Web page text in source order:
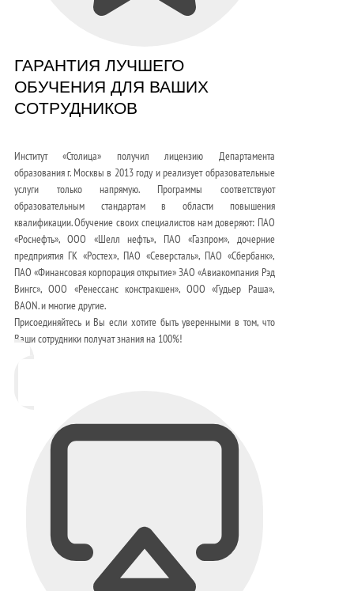
ГАРАНТИЯ ЛУЧШЕГО
ОБУЧЕНИЯ ДЛЯ ВАШИХ
СОТРУДНИКОВ
Институт «Столица» получил лицензию Департамента
образования г. Москвы в 2013 году и реализует образовательные
услуги только напрямую. Программы соответствуют
образовательным стандартам в области повышения
квалификации. Обучение своих специалистов нам доверяют: ПАО
«Роснефть», ООО «Шелл нефть», ПАО «Газпром», дочерние
предприятия ГК «Ростех», ПАО «Северсталь», ПАО «Сбербанк»,
ПАО «Финансовая корпорация открытие» ЗАО «Авиакомпания Рэд
Вингс», ООО «Ренессанс констракшен», ООО «Гудьер Раша»,
BAON. и многие другие.
Присоединяйтесь и Вы если хотите быть уверенными в том, что
Ваши сотрудники получат знания на 100%!